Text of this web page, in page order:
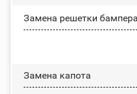
Замена решетки бампера
Замена капота